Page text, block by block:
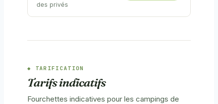
des privés
TARIFICATION
Tarifs indicatifs
Fourchettes indicatives pour les campings de